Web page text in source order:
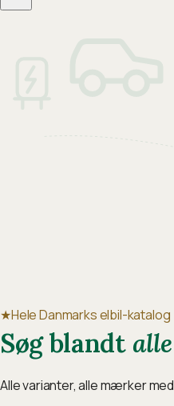
★Hele Danmarks elbil-katalog
Søg blandt
Alle varianter, alle mærker